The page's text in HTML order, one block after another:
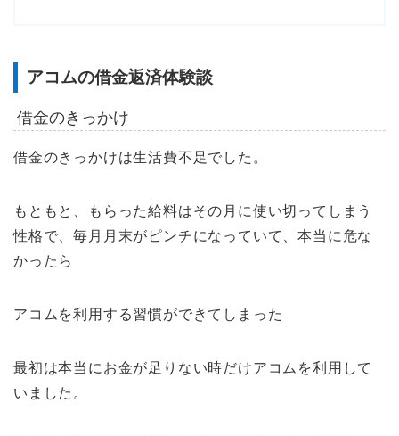
アコムの借金返済体験談
借金のきっかけ
借金のきっかけは生活費不足でした。
もともと、もらった給料はその月に使い切ってしまう
性格で、毎月月末がピンチになっていて、本当に危な
かったら
アコムを利用する習慣ができてしまった
最初は本当にお金が足りない時だけアコムを利用して
いました。